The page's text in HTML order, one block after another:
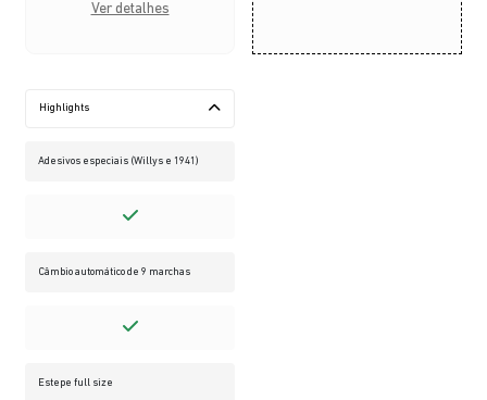
Ver detalhes
Highlights
Adesivos especiais (Willys e 1941)
Câmbio automático de 9 marchas
Estepe full size